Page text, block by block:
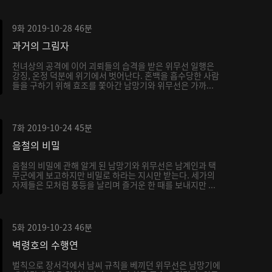
9화 2019-10-28 46분
과거의 그림자
천녀상의 공격에 이어 괴뢰들의 습격을 받은 위무선 일행은
강징, 온정 덕분에 위기에서 벗어난다. 혼백을 흡수당한 사람
들을 구하기 위해 효조를 쫓아간 남망기와 위무선은 가까...
7화 2019-10-24 45분
음철의 비밀
음철의 비밀에 관해 알게 된 남망기와 위무선은 남계인과 택
무군에게 보고하지만 비밀로 하라는 지시만 받는다. 세가의
자제들은 모처럼 풍등을 날리며 즐거운 한 때를 보내지만 ...
5화 2019-10-23 46분
벽령호의 수행연
벌칙으로 장서각에서 남씨 규칙을 베끼던 위무선은 남망기에